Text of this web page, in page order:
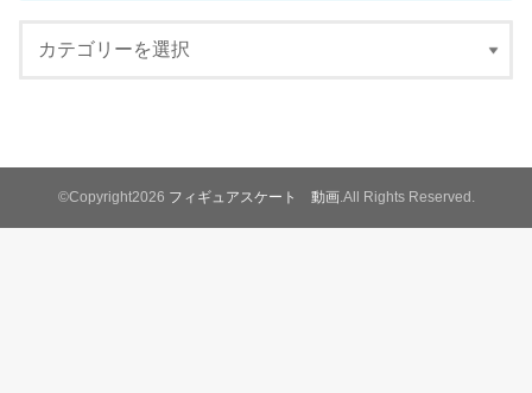
©Copyright2026 フィギュアスケート 動画.All Rights Reserved.